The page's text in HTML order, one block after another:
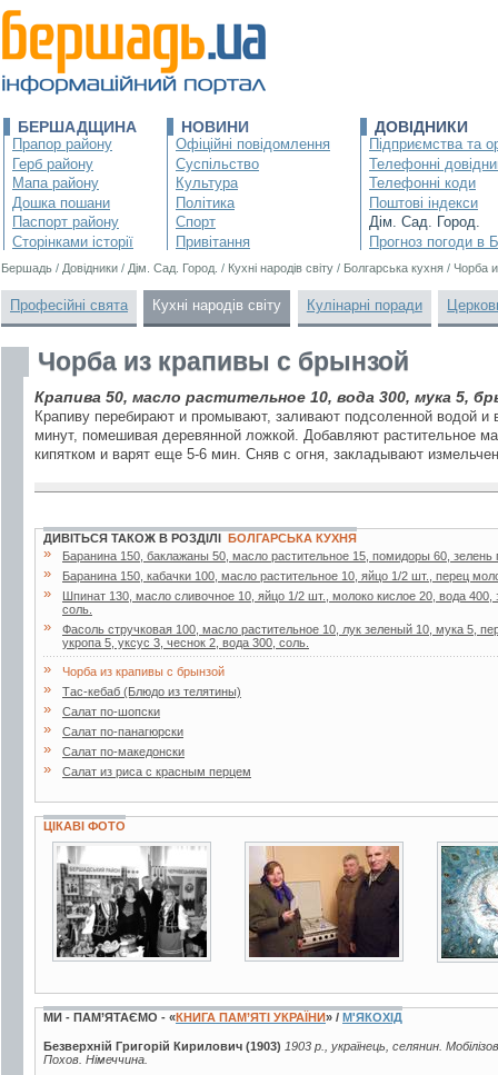
БЕРШАДЩИНА
Прапор району
Герб району
Мапа району
Дошка пошани
Паспорт району
Сторінками історії
НОВИНИ
Офіційні повідомлення
Суспільство
Культура
Політика
Спорт
Привітання
ДОВІДНИКИ
Підприємства та
Телефонні
Телефонні коди
Поштові індекси
Дім. Сад. Город.
Прогноз погоди в
Бершадь / Довідники / Дім. Сад. Город. / Кухні народів світу / Болгарська кухня / Чорба
Професійні свята Кухні народів світу Кулінарні поради
Чорба из крапивы с брынзой
Крапива 50, масло растительное 10, вода 300, мука 5,
Крапиву перебирают и промывают, заливают подсоленной водой и
минут, помешивая деревянной ложкой. Добавляют растительное
кипятком и варят еще 5-6 мин. Сняв с огня, закладывают
ДИВІТЬСЯ ТАКОЖ В РОЗДІЛІ БОЛГАРСЬКА КУХНЯ
» Баранина 150, баклажаны 50, масло растительное 15, помидоры 60, зелень
» Баранина 150, кабачки 100, масло растительное 10, яйцо 1/2 шт., перец
»
Шпинат 130, масло сливочное 10, яйцо 1/2 шт., молоко кислое 20, вода
соль.
»
Фасоль стручковая 100, масло растительное 10, лук зеленый 10, мука 5,
укропа 5, уксус 3, чеснок 2, вода 300, соль.
» Чорба из крапивы с брынзой
» Тас-кебаб (Блюдо из телятины)
» Салат по-шопски
» Салат по-панагюрски
» Салат по-македонски
» Салат из риса с красным перцем
ЦІКАВІ ФОТО
2 фото 3 фото 12
МИ - ПАМ’ЯТАЄМО - «КНИГА ПАМ’ЯТІ УКРАЇНИ» / М'ЯКОХІД
Безверхній Григорій Кирилович (1903) 1903 р., українець, селянин.
Похов. Німеччина.